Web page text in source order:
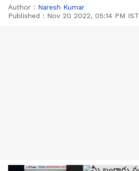
Author : Naresh Kumar
Published : Nov 20 2022, 05:14 PM IST